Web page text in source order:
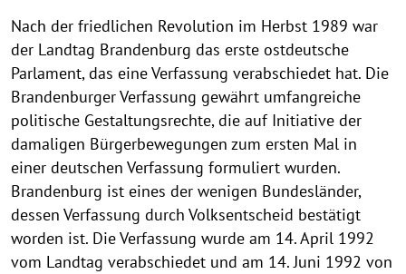
Nach der friedlichen Revolution im Herbst 1989 war
der Landtag Brandenburg das erste ostdeutsche
Parlament, das eine Verfassung verabschiedet hat. Die
Brandenburger Verfassung gewährt umfangreiche
politische Gestaltungsrechte, die auf Initiative der
damaligen Bürgerbewegungen zum ersten Mal in
einer deutschen Verfassung formuliert wurden.
Brandenburg ist eines der wenigen Bundesländer,
dessen Verfassung durch Volksentscheid bestätigt
worden ist. Die Verfassung wurde am 14. April 1992
vom Landtag verabschiedet und am 14. Juni 1992 von